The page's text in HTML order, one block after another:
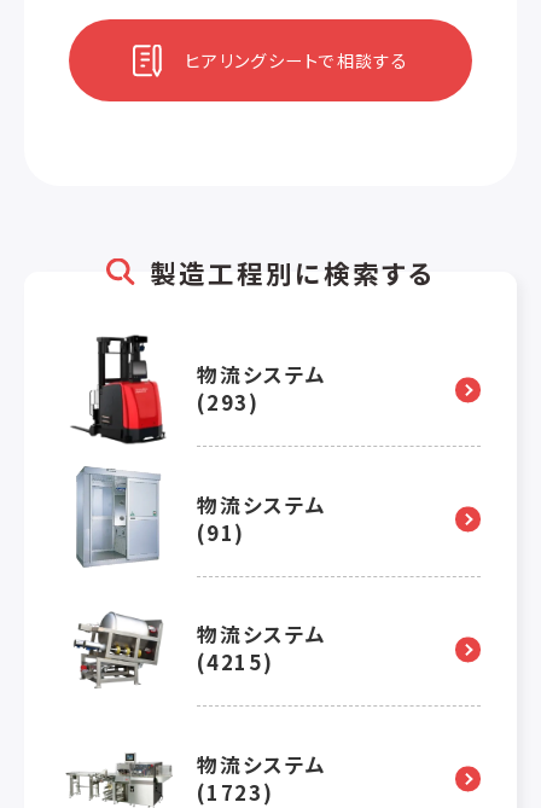
ヒアリングシートで相談する
製造工程別に検索する
物流システム
(293)
物流システム
(91)
物流システム
(4215)
物流システム
(1723)